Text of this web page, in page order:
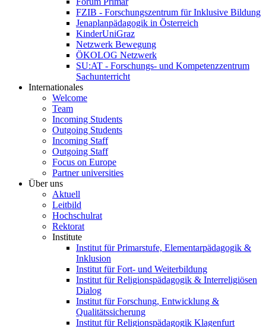
FZIB - Forschungszentrum für Inklusive Bildung
Jenaplanpädagogik in Österreich
KinderUniGraz
Netzwerk Bewegung
ÖKOLOG Netzwerk
SU:AT - Forschungs- und Kompetenzzentrum
Sachunterricht
Internationales
Welcome
Team
Incoming Students
Outgoing Students
Incoming Staff
Outgoing Staff
Focus on Europe
Partner universities
Über uns
Aktuell
Leitbild
Hochschulrat
Rektorat
Institute
Institut für Primarstufe, Elementarpädagogik &
Inklusion
Institut für Fort- und Weiterbildung
Institut für Religionspädagogik & Interreligiösen
Dialog
Institut für Forschung, Entwicklung &
Qualitätssicherung
Institut für Religionspädagogik Klagenfurt